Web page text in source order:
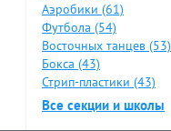
Аэробики (61)
Футбола (54)
Восточных танцев (53)
Бокса (43)
Стрип-пластики (43)
Все секции и школы